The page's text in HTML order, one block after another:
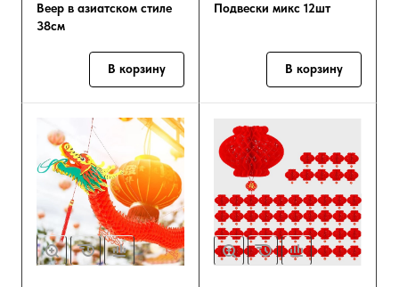
Веер в азиатском стиле
38см
В корзину
Подвески микс 12шт
В корзину